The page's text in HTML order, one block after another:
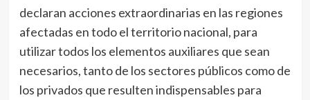
declaran acciones extraordinarias en las regiones
afectadas en todo el territorio nacional, para
utilizar todos los elementos auxiliares que sean
necesarios, tanto de los sectores públicos como de
los privados que resulten indispensables para